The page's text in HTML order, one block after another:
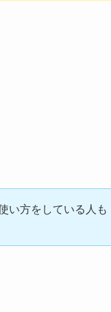
い方をしている人も